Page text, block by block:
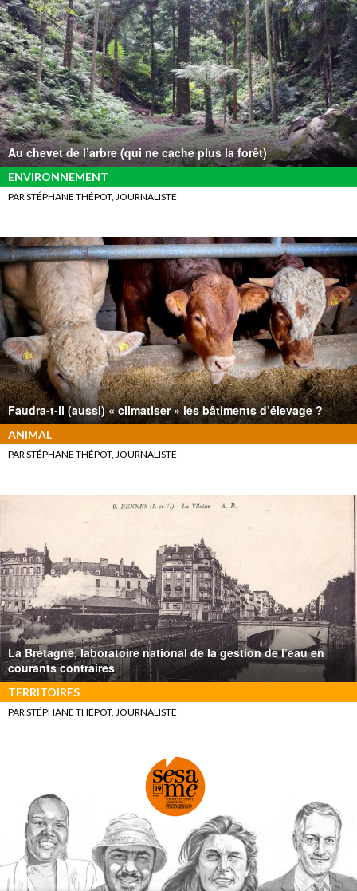
Au chevet de l’arbre (qui ne cache plus la forêt)
ENVIRONNEMENT
PAR STÉPHANE THÉPOT, JOURNALISTE
Faudra-t-il (aussi) « climatiser » les bâtiments d’élevage ?
ANIMAL
PAR STÉPHANE THÉPOT, JOURNALISTE
La Bretagne, laboratoire national de la gestion de l’eau en
courants contraires
TERRITOIRES
PAR STÉPHANE THÉPOT, JOURNALISTE